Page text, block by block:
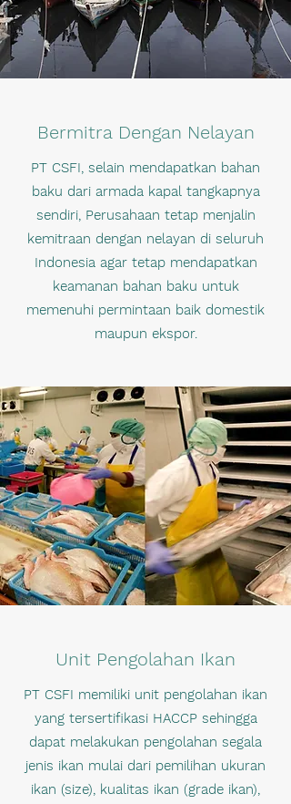
Bermitra Dengan Nelayan
PT CSFI, selain mendapatkan bahan
baku dari armada kapal tangkapnya
sendiri, Perusahaan tetap menjalin
kemitraan dengan nelayan di seluruh
Indonesia agar tetap mendapatkan
keamanan bahan baku untuk
memenuhi permintaan baik domestik
maupun ekspor.
Unit Pengolahan Ikan
PT CSFI memiliki unit pengolahan ikan
yang tersertifikasi HACCP sehingga
dapat melakukan pengolahan segala
jenis ikan mulai dari pemilihan ukuran
ikan (size), kualitas ikan (grade ikan),